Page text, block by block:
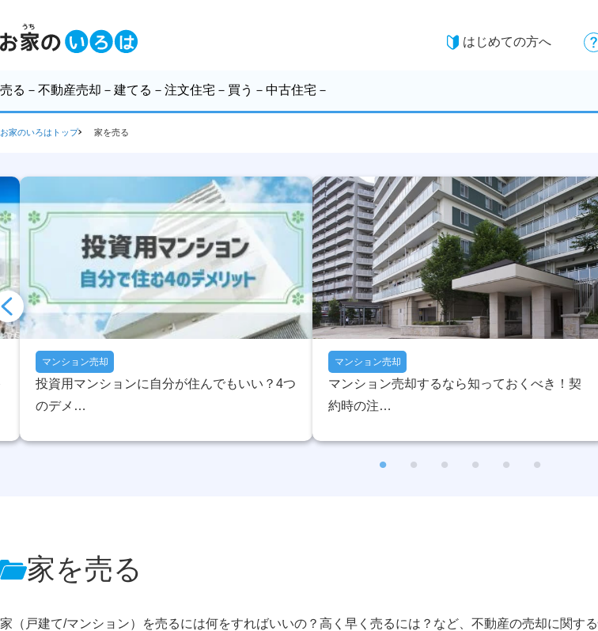
はじめての方へ
売る －不動産売却－ 建てる －注文住宅－ 買う －中古住宅－
お家のいろはトップ 家を売る
マンション売却
投資用マンションに自分が住んでもいい？4つ
のデメ…
マンション売却
マンション売却するなら知っておくべき！契
約時の注…
家を売る
家（戸建て/マンション）を売るには何をすればいいの？高く早く売るには？など、不動産の売却に関す